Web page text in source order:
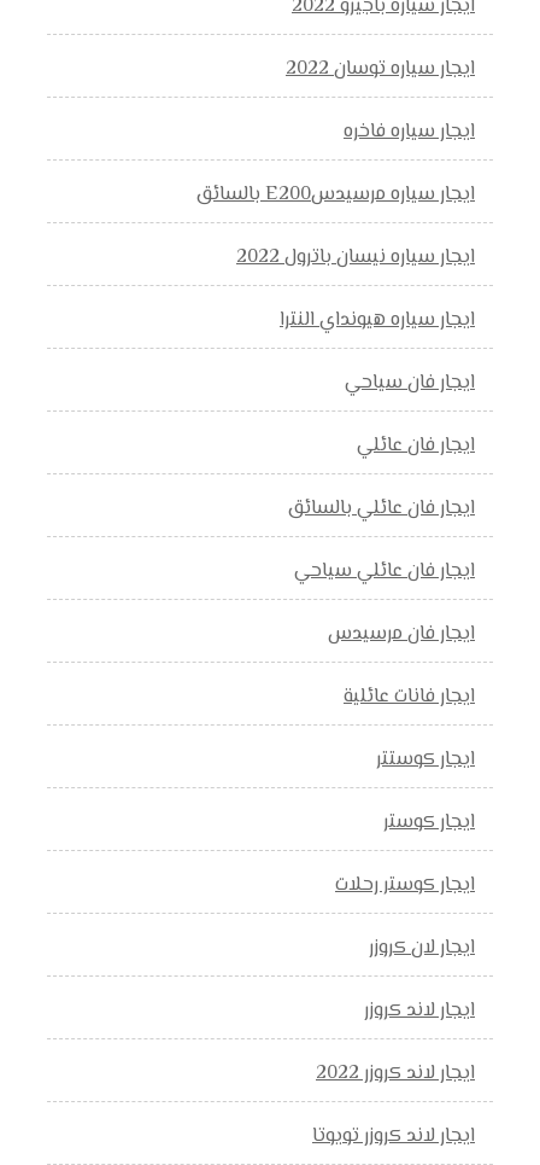
ايجار سياره باجيرو 2022
ايجار سياره توسان 2022
ايجار سياره فاخره
ايجار سياره مرسيدسE200 بالسائق
ايجار سياره نيسان باترول 2022
ايجار سياره هيونداي النترا
ايجار فان سياحي
ايجار فان عائلي
ايجار فان عائلي بالسائق
ايجار فان عائلي سياحي
ايجار فان مرسيدس
ايجار فانات عائلية
ايجار كوستتر
ايجار كوستر
ايجار كوستر رحلات
ايجار لان كروزر
ايجار لاند كروزر
ايجار لاند كروزر 2022
ايجار لاند كروزر تويوتا